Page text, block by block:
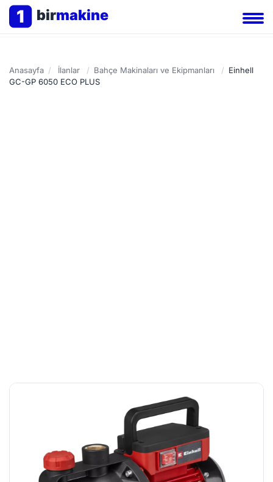
1 birmakine
Anasayfa / İlanlar / Bahçe Makinaları ve Ekipmanları / Einhell
GC-GP 6050 ECO PLUS